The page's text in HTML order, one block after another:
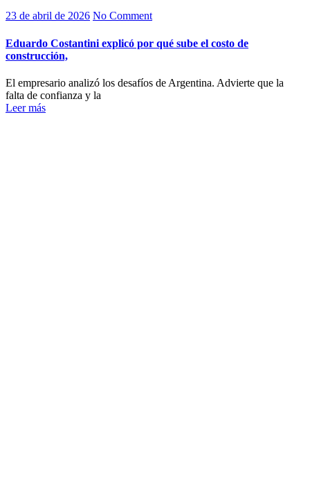
23 de abril de 2026 No Comment
Eduardo Costantini explicó por qué sube el costo de
construcción,
El empresario analizó los desafíos de Argentina. Advierte que la
falta de confianza y la
Leer más